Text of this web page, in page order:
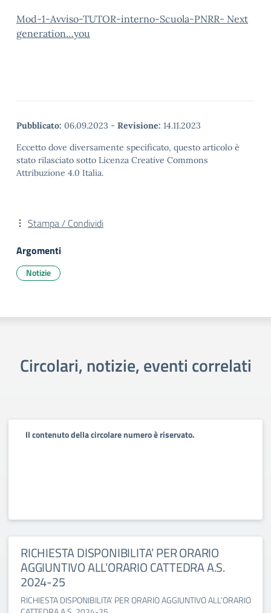
Mod-1-Avviso-TUTOR-interno-Scuola-PNRR- Next
generation…you
Pubblicato: 06.09.2023 - Revisione: 14.11.2023
Eccetto dove diversamente specificato, questo articolo è
stato rilasciato sotto Licenza Creative Commons
Attribuzione 4.0 Italia.
Stampa / Condividi
Argomenti
Notizie
Circolari, notizie, eventi correlati
Il contenuto della circolare numero è riservato.
RICHIESTA DISPONIBILITA’ PER ORARIO
AGGIUNTIVO ALL’ORARIO CATTEDRA A.S.
2024-25
RICHIESTA DISPONIBILITA’ PER ORARIO AGGIUNTIVO ALL’ORARIO